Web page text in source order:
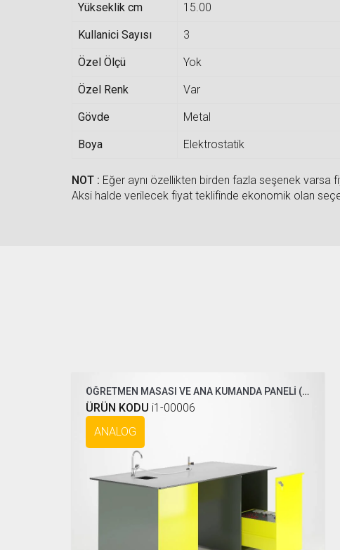
Yükseklik cm 15.00
Kullanici Sayısı 3
Özel Ölçü Yok
Özel Renk Var
Gövde Metal
Boya Elektrostatik
NOT : Eğer aynı özellikten birden fazla seşenek varsa
Aksi halde verilecek fiyat teklifinde ekonomik olan
ÖĞRETMEN MASASI VE ANA KUMANDA PANELİ ( COMPAKT )
ÜRÜN KODU i1-00006
ANALOG